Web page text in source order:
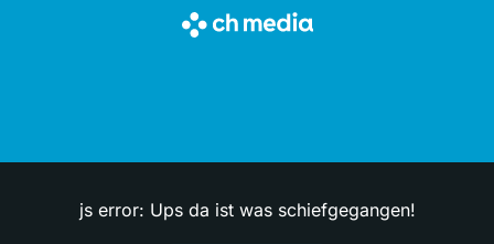
js error: Ups da ist was schiefgegangen!